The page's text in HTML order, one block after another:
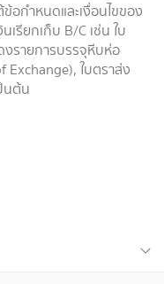
อกำหนดและเงื่อนไขของ
เรียกเก็บ B/C เช่น ใบ
งรายการบรรจุหีบห่อ
Exchange), ใบตราส่ง
นต้น